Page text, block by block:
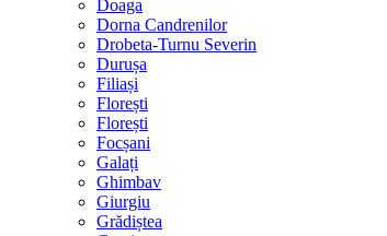
Doaga
Dorna Candrenilor
Drobeta-Turnu Severin
Durușa
Filiași
Florești
Florești
Focșani
Galați
Ghimbav
Giurgiu
Grădiștea